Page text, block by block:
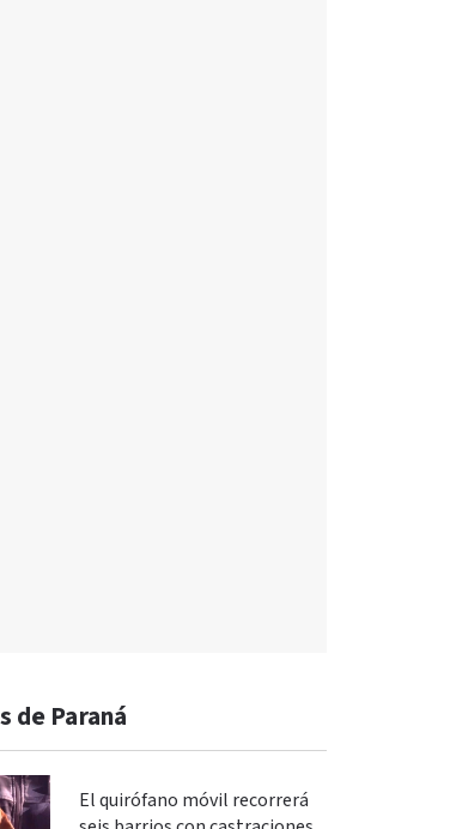
de Paraná
El quirófano móvil recorrerá